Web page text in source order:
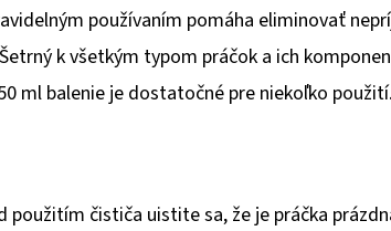
používaním pomáha eliminovať
Šetrný k všetkým typom práčok a ich
ml balenie je dostatočné pre niekoľko použití.
použitím čističa uistite sa, že je práčka